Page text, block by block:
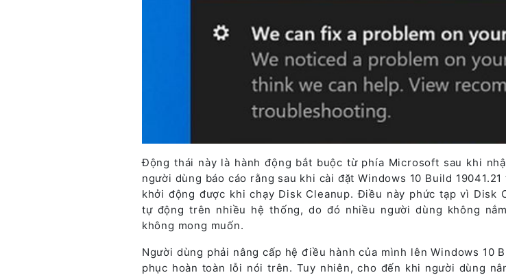
Động thái này là hành động bắt buộc từ phía Microsoft sau khi
người dùng báo cáo rằng sau khi cài đặt Windows 10 Build
khởi động được khi chạy Disk Cleanup. Điều này phức tạp vì Disk
tự động trên nhiều hệ thống, do đó nhiều người dùng không
không mong muốn.
Người dùng phải nâng cấp hệ điều hành của mình lên Windows 10
phục hoàn toàn lỗi nói trên. Tuy nhiên, cho đến khi người dùng